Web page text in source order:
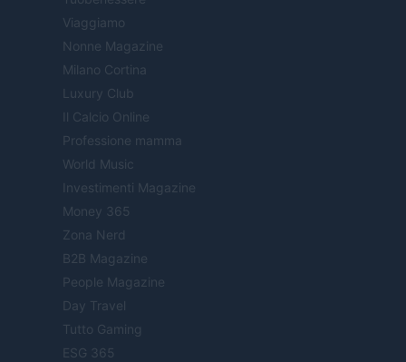
Viaggiamo
Nonne Magazine
Milano Cortina
Luxury Club
Il Calcio Online
Professione mamma
World Music
Investimenti Magazine
Money 365
Zona Nerd
B2B Magazine
People Magazine
Day Travel
Tutto Gaming
ESG 365